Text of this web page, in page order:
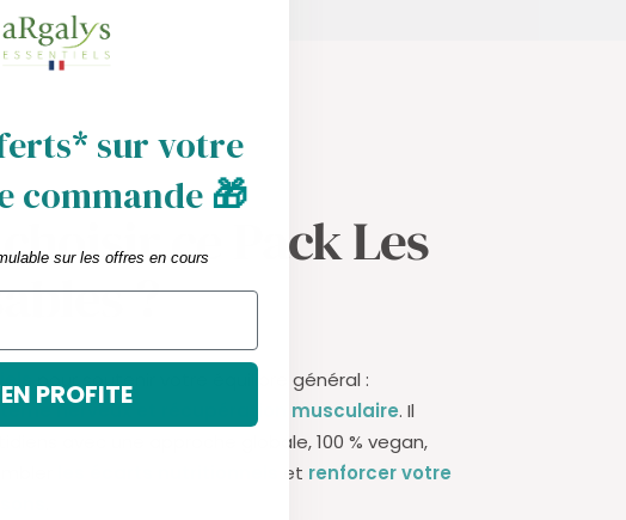
ce Pack Les
?
pour soutenir votre équilibre général :
nerveux et récupération musculaire. Il
avec une approche globale, 100 % vegan,
et renforcer votre
sur votre
commande🎁
sur les offres en cours
PROFITE